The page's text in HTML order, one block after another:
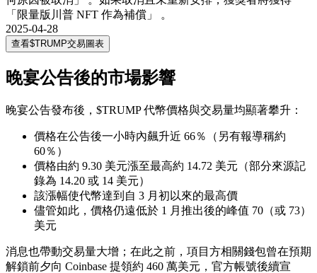
「限量版川普 NFT 作為補償」 。
2025-04-28
查看$TRUMP交易圖表
晚宴公告後的市場影響
晚宴公告發布後，$TRUMP 代幣價格與交易量均顯著攀升：
價格在公告後一小時內飆升近 66％（另有報導稱約
60％）
價格由約 9.30 美元漲至最高約 14.72 美元（部分來源記
錄為 14.20 或 14 美元）
該漲幅使代幣達到自 3 月初以來的最高價
儘管如此，價格仍遠低於 1 月推出後的峰值 70（或 73）
美元
消息也帶動交易量大增；在此之前，項目方相關錢包曾在預期
解鎖前夕向 Coinbase 提領約 460 萬美元，官方帳號後續宣